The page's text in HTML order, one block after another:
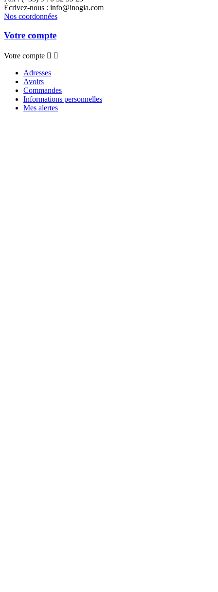
Écrivez-nous : info@inogia.com
Nos coordonnées
Votre compte
Votre compte  
Adresses
Avoirs
Commandes
Informations personnelles
Mes alertes